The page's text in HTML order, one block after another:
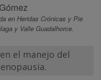
en Heridas Crónicas y Pie
y Valle Guadalhorce.
el manejo del